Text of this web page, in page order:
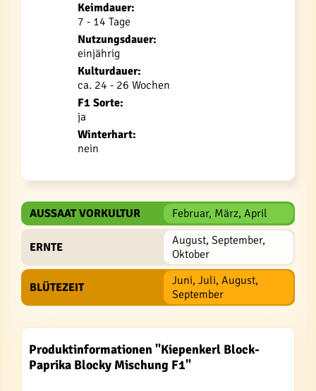
Keimdauer:
7 - 14 Tage
Nutzungsdauer:
einjährig
Kulturdauer:
ca. 24 - 26 Wochen
F1 Sorte:
ja
Winterhart:
nein
AUSSAAT VORKULTUR Februar, März, April
ERNTE
August, September,
Oktober
BLÜTEZEIT
Juni, Juli, August,
September
Produktinformationen "Kiepenkerl Block-
Paprika Blocky Mischung F1"